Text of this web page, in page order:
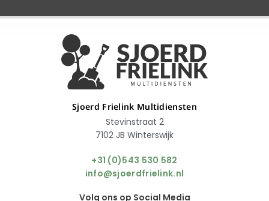
Sjoerd Frielink Multidiensten
Stevinstraat 2
7102 JB Winterswijk
+31 (0)543 530 582
info@sjoerdfrielink.nl
Volg ons op Social Media